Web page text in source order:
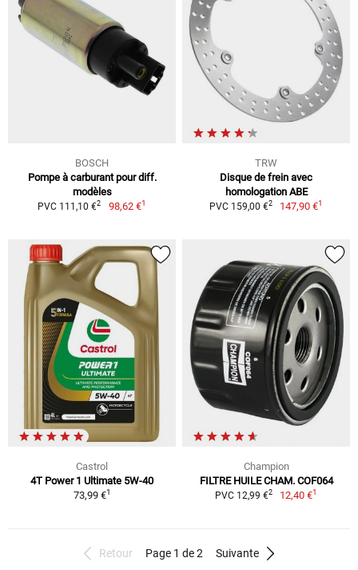
BOSCH
Pompe à carburant pour diff.
modèles
PVC 111,10 €2 98,62 €1
TRW
Disque de frein avec
homologation ABE
PVC 159,00 €2 147,90 €1
Castrol
4T Power 1 Ultimate 5W-40
73,99 €1
Champion
FILTRE HUILE CHAM. COF064
PVC 12,99 €2 12,40 €1
Retour Page 1 de 2 Suivante